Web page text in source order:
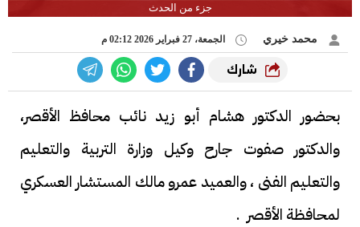
جزء من الحدث
محمد خيري الجمعة، 27 فبراير 2026 02:12 م
شارك
بحضور الدكتور هشام أبو زيد نائب محافظ الأقصر،
والدكتور صفوت جارح وكيل وزارة التربية والتعليم
والتعليم الفنى ، والعميد عمرو مالك المستشار العسكري
لمحافظة الأقصر .